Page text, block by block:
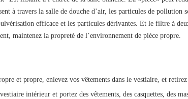
à travers la salle de douche d’air, les particules de
efficace et les particules dérivantes. Et le filtre à
maintenez la propreté de l’environnement de pièce propre.
et propre, enlevez vos vêtements dans le vestiaire, et
intérieur et portez des vêtements, des casquettes, des